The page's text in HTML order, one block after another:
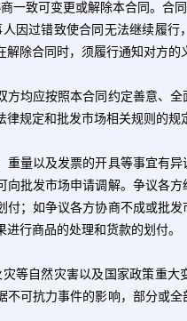
一致可变更或解除本合同。合
因过错致使合同无法继续履
除合同时，须履行通知对方的
应按照本合同约定善意、全
规定和批发市场相关规则的规
量以及发票的开具等事宜有异
向批发市场申请调解。争议各
付；如争议各方协商不成或批
行商品的处理和货款的划付。
等自然灾害以及国家政策重
不可抗力事件的影响，部分或